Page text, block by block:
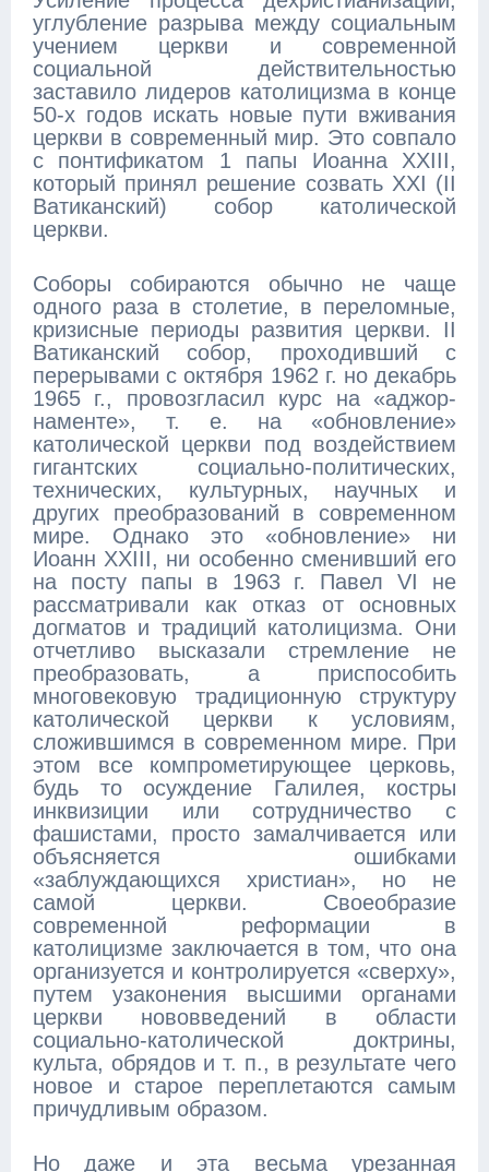
углубление разрыва между социальным
учением церкви и современной
социальной действительностью
заставило лидеров католицизма в конце
50-х годов искать новые пути вживания
церкви в современный мир. Это совпало
с понтификатом 1 папы Иоанна XXIII,
который принял решение созвать XXI (II
Ватиканский) собор католической
церкви.
Соборы собираются обычно не чаще
одного раза в столетие, в переломные,
кризисные периоды развития церкви. II
Ватиканский собор, проходивший с
перерывами с октября 1962 г. но декабрь
1965 г., провозгласил курс на «аджор-
наменте», т. е. на «обновление»
католической церкви под воздействием
гигантских социально-политических,
технических, культурных, научных и
других преобразований в современном
мире. Однако это «обновление» ни
Иоанн XXIII, ни особенно сменивший его
на посту папы в 1963 г. Павел VI не
рассматривали как отказ от основных
догматов и традиций католицизма. Они
отчетливо высказали стремление не
преобразовать, а приспособить
многовековую традиционную структуру
католической церкви к условиям,
сложившимся в современном мире. При
этом все компрометирующее церковь,
будь то осуждение Галилея, костры
инквизиции или сотрудничество с
фашистами, просто замалчивается или
объясняется ошибками
«заблуждающихся христиан», но не
самой церкви. Своеобразие
современной реформации в
католицизме заключается в том, что она
организуется и контролируется «сверху»,
путем узаконения высшими органами
церкви нововведений в области
социально-католической доктрины,
культа, обрядов и т. п., в результате чего
новое и старое переплетаются самым
причудливым образом.
Но даже и эта весьма урезанная